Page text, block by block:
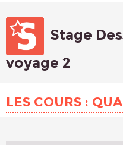
Stage
voyage 2
LES COURS :